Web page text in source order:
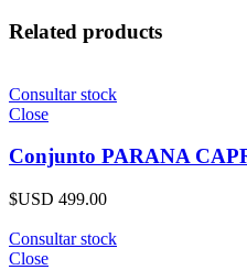
Related products
Consultar stock
Close
Conjunto PARANA
$USD 499.00
Consultar stock
Close